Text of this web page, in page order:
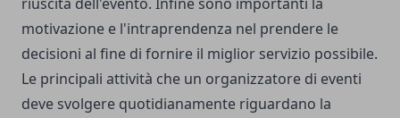
motivazione e l'intraprendenza nel prendere le
decisioni al fine di fornire il miglior servizio possibile.
Le principali attività che un organizzatore di eventi
deve svolgere quotidianamente riguardano la